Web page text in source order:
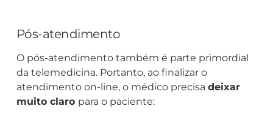
Pós-atendimento
O pós-atendimento também é parte primordial
da telemedicina. Portanto, ao finalizar o
atendimento on-line, o médico precisa deixar
muito claro para o paciente: